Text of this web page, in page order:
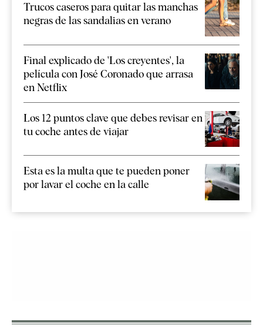
Trucos caseros para quitar las manchas
negras de las sandalias en verano
Final explicado de 'Los creyentes', la
película con José Coronado que arrasa
en Netflix
Los 12 puntos clave que debes revisar en
tu coche antes de viajar
Esta es la multa que te pueden poner
por lavar el coche en la calle